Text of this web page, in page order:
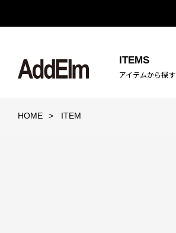
ITEMS
アイテムから探す
HOME ITEM